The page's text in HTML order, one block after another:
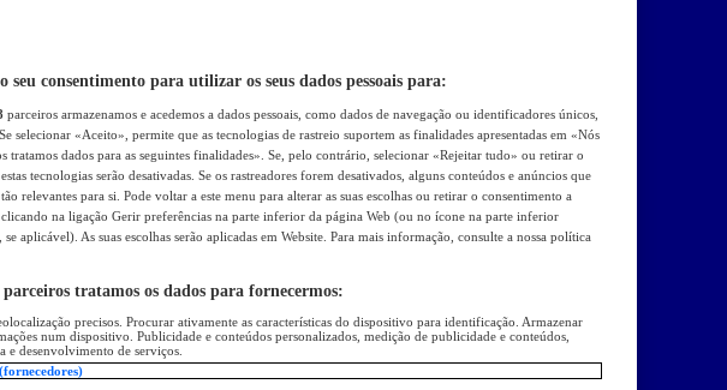
seu consentimento para utilizar os seus dados pessoais para:
parceiros armazenamos e acedemos a dados pessoais, como dados de navegação ou identificadores únicos,
selecionar «Aceito», permite que as tecnologias de rastreio suportem as finalidades apresentadas em «Nós
tratamos dados para as seguintes finalidades». Se, pelo contrário, selecionar «Rejeitar tudo» ou retirar o
tecnologias serão desativadas. Se os rastreadores forem desativados, alguns conteúdos e anúncios que
relevantes para si. Pode voltar a este menu para alterar as suas escolhas ou retirar o consentimento a
na ligação Gerir preferências na parte inferior da página Web (ou no ícone na parte inferior
se aplicável). As suas escolhas serão aplicadas em Website. Para mais informação, consulte a nossa política
parceiros tratamos os dados para fornecermos:
precisos. Procurar ativamente as características do dispositivo para identificação. Armazenar
num dispositivo. Publicidade e conteúdos personalizados, medição de publicidade e conteúdos,
e desenvolvimento de serviços.